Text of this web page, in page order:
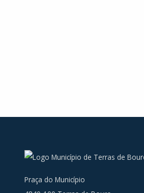
Praça do Município